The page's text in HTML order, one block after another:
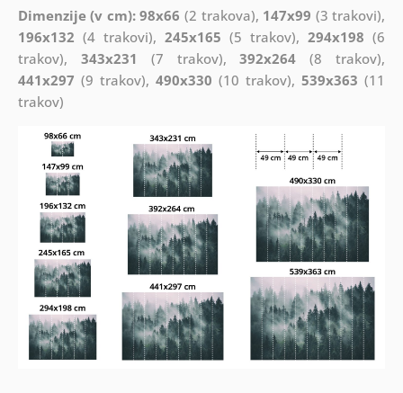
Dimenzije (v cm): 98x66 (2 trakova), 147x99 (3 trakovi),
196x132 (4 trakovi), 245x165 (5 trakov),294x198 (6
trakov), 343x231 (7 trakov),392x264 (8 trakov),
441x297 (9 trakov), 490x330 (10 trakov),539x363 (11
trakov)